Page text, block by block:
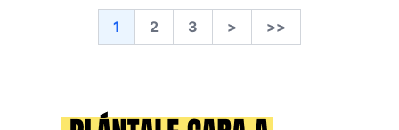
1 2 3 > >>